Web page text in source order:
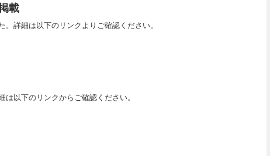
載
。詳細は以下のリンクよりご確認ください。
以下のリンクからご確認ください。